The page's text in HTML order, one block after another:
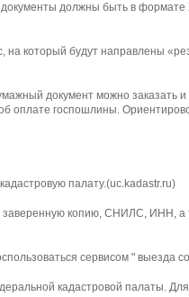
должны быть в формате
на который будут направлены
документ можно заказать и
оплате госпошлины.
палату.(uc.kadastr.ru)
заверенную копию, СНИЛС, ИНН, а
сервисом " выезда
кадастровой палаты. Для